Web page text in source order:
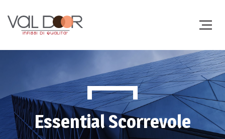
Essential Scorrevole